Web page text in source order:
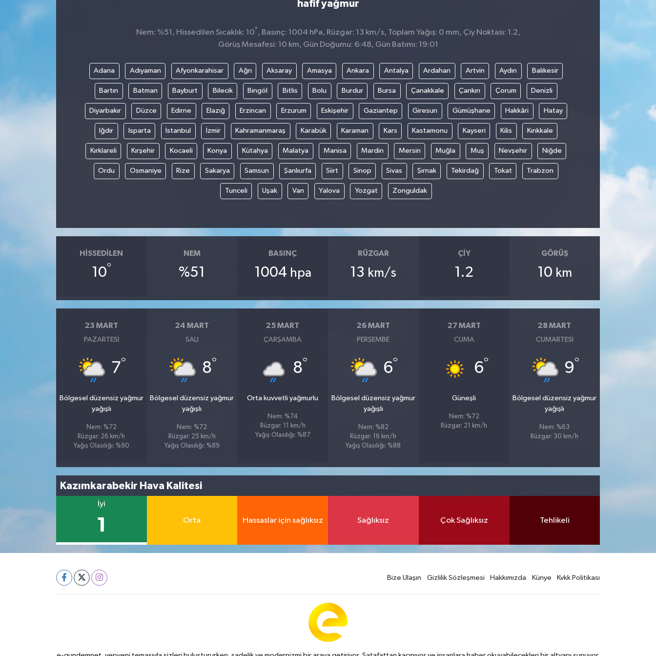
hafif yağmur
Nem: %51, Hissedilen Sıcaklık: 10° , Basınç: 1004 hPa, Rüzgar: 13 km/s, Toplam Yağış: 0 mm, Çiy Noktası: 1.2,
Görüş Mesafesi: 10 km, Gün Doğumu: 6:48, Gün Batımı: 19:01
Adana Adıyaman Afyonkarahisar Ağrı Aksaray Amasya Ankara Antalya Ardahan Artvin Aydın Balıkesir
Bartın Batman Bayburt Bilecik Bingöl Bitlis Bolu Burdur Bursa Çanakkale Çankırı Çorum Denizli
Diyarbakır Düzce Edirne Elazığ Erzincan Erzurum Eskişehir Gaziantep Giresun Gümüşhane Hakkâri Hatay
Iğdır Isparta İstanbul İzmir Kahramanmaraş Karabük Karaman Kars Kastamonu Kayseri Kilis Kırıkkale
Kırklareli Kırşehir Kocaeli Konya Kütahya Malatya Manisa Mardin Mersin Muğla Muş Nevşehir Niğde
Ordu Osmaniye Rize Sakarya Samsun Şanlıurfa Siirt Sinop Sivas Şırnak Tekirdağ Tokat Trabzon
Tunceli Uşak Van Yalova Yozgat Zonguldak
HISSEDILEN
10°
NEM
%51
BASINÇ
1004 hpa
RÜZGAR
13 km/s
ÇIY
1.2
GÖRÜŞ
10 km
23 MART
PAZARTESI
7°
Bölgesel düzensiz yağmur
yağışlı
Nem: %72
Rüzgar: 26 km/h
Yağış Olasılığı: %90
24 MART
SALI
8°
Bölgesel düzensiz yağmur
yağışlı
Nem: %72
Rüzgar: 25 km/h
Yağış Olasılığı: %89
25 MART
ÇARŞAMBA
8°
Orta kuvvetli yağmurlu
Nem: %74
Rüzgar: 11 km/h
Yağış Olasılığı: %87
26 MART
PERŞEMBE
6°
Bölgesel düzensiz yağmur
yağışlı
Nem: %82
Rüzgar: 16 km/h
Yağış Olasılığı: %88
27 MART
CUMA
6°
Güneşli
Nem: %72
Rüzgar: 21 km/h
28 MART
CUMARTESI
9°
Bölgesel düzensiz yağmur
yağışlı
Nem: %63
Rüzgar: 30 km/h
Kazımkarabekir Hava Kalitesi
İyi
1 Orta Hassaslar için sağlıksız Sağlıksız Çok Sağlıksız Tehlikeli
Bize Ulaşın Gizlilik Sözleşmesi Hakkımızda Künye Kvkk Politikası